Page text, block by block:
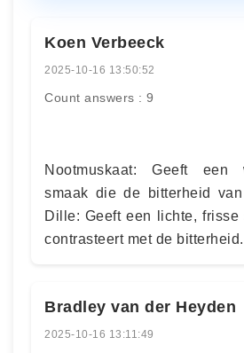
Koen Verbeeck
2025-10-16 13:50:52
Count answers : 9
Nootmuskaat: Geeft een
smaak die de bitterheid
Dille: Geeft een lichte, frisse
contrasteert met de bitterheid.
Bradley van der Heyden
2025-10-16 13:11:49